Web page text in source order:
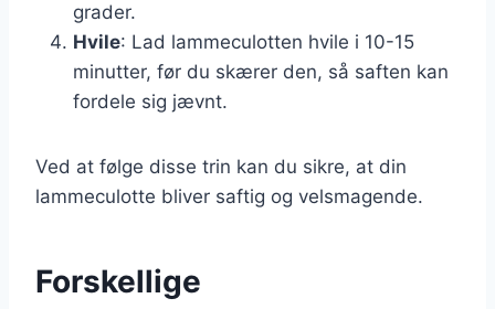
grader.
Hvile: Lad lammeculotten hvile i 10-15
minutter, før du skærer den, så saften kan
fordele sig jævnt.
Ved at følge disse trin kan du sikre, at din
lammeculotte bliver saftig og velsmagende.
Forskellige